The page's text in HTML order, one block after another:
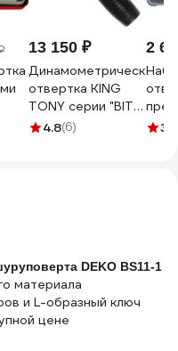
13 150 ₽
Динамометрическая
отвертка KING
TONY серии "BIT"
1/4", 1,5-6,5 Нм
4.8(6)
2
3.8
DEKO BS11-1
материала
и L-образный ключ
цене